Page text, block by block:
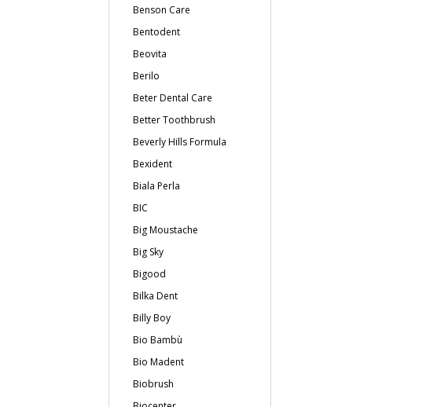
Benson Care
Bentodent
Beovita
Berilo
Beter Dental Care
Better Toothbrush
Beverly Hills Formula
Bexident
Biala Perla
BIC
Big Moustache
Big Sky
Bigood
Bilka Dent
Billy Boy
Bio Bambù
Bio Madent
Biobrush